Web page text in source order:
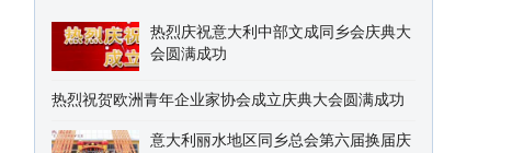
热烈庆祝意大利中部文成同乡会庆典大
会圆满成功
热烈祝贺欧洲青年企业家协会成立庆典大会圆满成功
意大利丽水地区同乡总会第六届换届庆